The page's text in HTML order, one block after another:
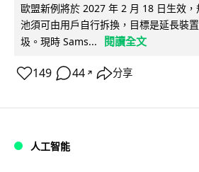
歐盟新例將於 2027 年 2 月 18 日生效
池須可由用戶自行拆換，目標是延長裝
圾。現時 Sams...
閱讀全文
149 44 ↗ 分享
人工智能